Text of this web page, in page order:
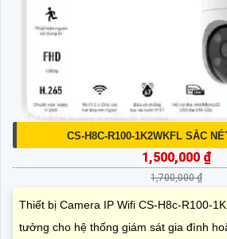
CS-H8C-R100-1K2WKFL SẮC
1,500,000 ₫
1,700,000 ₫
Thiết bị Camera IP Wifi CS-H8c-R100-
tưởng cho hệ thống giám sát gia đình